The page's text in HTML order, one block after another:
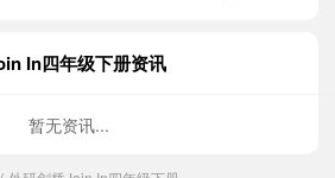
In四年级下册资讯
暂无资讯...